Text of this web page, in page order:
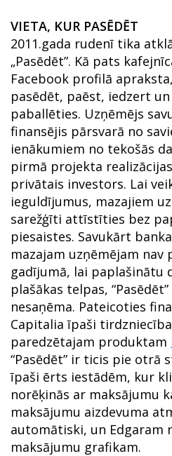
VIETA, KUR PASĒDĒT
2011.gada rudenī tika
„Pasēdēt”. Kā pats
Facebook profilā
pasēdēt, paēst, iedzert
paballēties. Uzņēmējs
finansējis pārsvarā no
ienākumiem no tekošās
pirmā projekta
privātais investors. Lai
ieguldījumus, mazajiem
sarežģīti attīstīties bez
piesaistes. Savukārt
mazajam uzņēmējam nav
gadījumā, lai paplašinātu
plašākas telpas,
nesaņēma. Pateicoties
Capitalia īpaši
paredzētajam produktam
“Pasēdēt” ir ticis pie otrā
īpaši ērts iestādēm, kur
norēķinās ar maksājumu
maksājumu aizdevuma
automātiski, un Edgaram
maksājumu grafikam.